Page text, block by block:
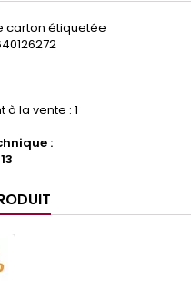
carton étiquetée
la vente : 1
: